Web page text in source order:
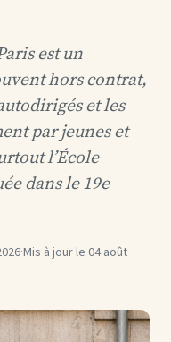
est un
hors contrat,
et les
par jeunes et
l’École
dans le 19e
·Mis à jour le 04 août